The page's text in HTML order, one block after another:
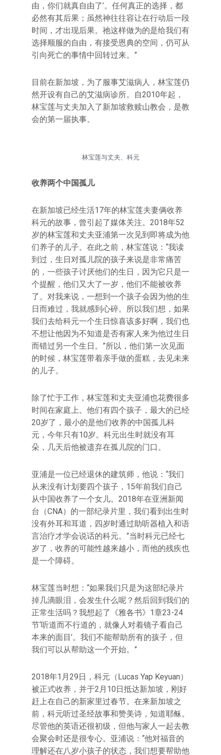
由，你们就真自由了’。任何真正的选择，都
必然有其后果；虽然神往往容让在行动后一段
时间，才出现后果。祂这样做为的是给我们有
选择顺服的自由，有接受恩典的空间，仍可从
引向死亡的事情中回转过来。”
目前在新加坡，为了服事艾滋病人，林宝莲仍
然开设有自己的艾滋病诊所。自2010年起，
林宝莲与丈夫加入了新加坡救赎山教会，是教
会的第一届执事。
林宝莲与丈夫、科元
收养两个中国孤儿
在新加坡已经生活17年的林宝莲夫妻俩收养
科元的故事，曾引起了媒体关注。2018年52
岁的林宝莲和丈夫亚浦第一次见到即将成为他
们养子的儿子。在此之前，林宝莲说：“我读
到过，生日对孤儿院的孩子来说是非常痛苦
的，一些孩子讨厌他们的生日，因为它只是一
个提醒，他们又大了一岁，他们不能被收养
了。对我来说，一想到一个孩子会因为他的生
日而难过，我就感到心碎。所以我们想，如果
我们去给科元一个生日惊喜该多好啊，我们也
不想让他因为不知道是否有家人来为他过生日
而错过另一个生日。”所以，他们第一次见面
的时候，林宝莲带着亲手做的蛋糕，去见未来
的儿子。
除了忙于工作，林宝莲和丈夫亚浦也花费很多
时间在家庭上。他们有四个孩子，最大的已经
20岁了，最小的是他们收养的中国孤儿科
元，今年只有10岁。科元出生时就没有耳
朵，几天后他被遗弃在孤儿院的门口。
亚浦是一位已经退休的建筑师，他说：“我们
从来没有计划要四个孩子，15年前我们自己
从中国收养了一个女儿。2018年在亚洲新闻
台（CNA）的一部纪录片里，我们看到出生时
没有外耳和耳道，四岁时通过助听器植入和语
言治疗才学会说话的科元。”当时科元已经七
岁了，收养的可能性越来越小，而他的残疾也
是一个障碍。
林宝莲当时想：“如果我们只是为这部纪录片
掉几滴眼泪，会发生什么呢？然后回到我们的
正常生活吗？我想起了《雅各书》1章23-24
节‘听道而不行道的，就像人对着镜子看自己
本来的面目’。我们不能帮助所有的孩子，但
我们可以从帮助这一个开始。”
2018年1月29日，科元（Lucas Yap Keyuan）
被正式收养，并于2月10日抵达新加坡，刚好
赶上在自己的新家里过春节。在来新加坡之
前，科元听过圣经故事和赞美诗，知道耶稣。
尽管他的英语还很初级，但他与家人一起去教
会聚会时还是很专心。亚浦说：“他对福音的
理解还在八岁小孩子的状态，我们想要帮助他